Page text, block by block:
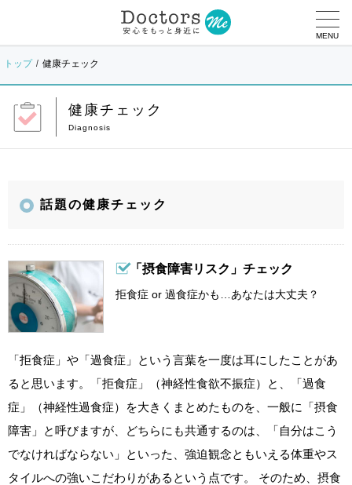
MENU
トップ 健康チェック
健康チェック
話題の健康チェック
「摂食障害リスク」チェック
拒食症 or 過食症かも…あなたは大丈夫？
「拒食症」や「過食症」という言葉を一度は耳にしたことがあ
ると思います。「拒食症」（神経性食欲不振症）と、「過食
症」（神経性過食症）を大きくまとめたものを、一般に「摂食
障害」と呼びますが、どちらにも共通するのは、「自分はこう
でなければならない」といった、強迫観念ともいえる体重やス
タイルへの強いこだわりがあるという点です。 そのため、摂食